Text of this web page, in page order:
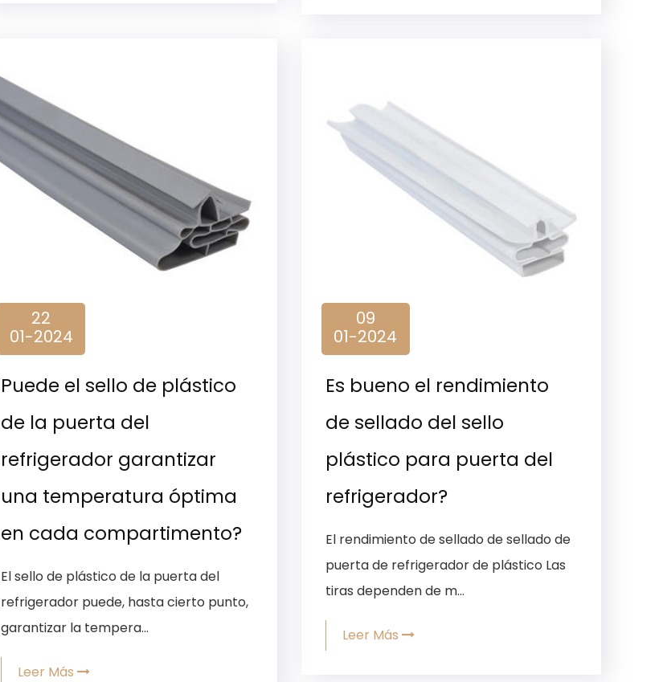
22
01-2024
Puede el sello de plástico
de la puerta del
refrigerador garantizar
una temperatura óptima
en cada compartimento?
El sello de plástico de la puerta del
refrigerador puede, hasta cierto punto,
garantizar la tempera...
Leer Más
09
01-2024
Es bueno el rendimiento
de sellado del sello
plástico para puerta del
refrigerador?
El rendimiento de sellado de sellado de
puerta de refrigerador de plástico Las
tiras dependen de m...
Leer Más